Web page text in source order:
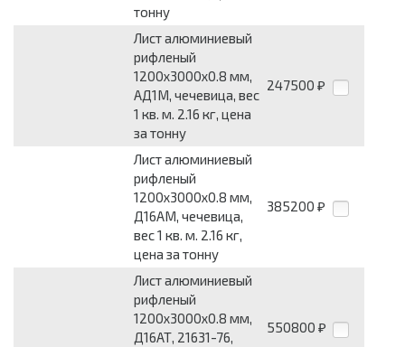
тонну
Лист алюминиевый
рифленый
1200x3000x0.8 мм,
АД1М, чечевица, вес
1 кв. м. 2.16 кг, цена
за тонну
247500 ₽
Лист алюминиевый
рифленый
1200x3000x0.8 мм,
Д16АМ, чечевица,
вес 1 кв. м. 2.16 кг,
цена за тонну
385200 ₽
Лист алюминиевый
рифленый
1200x3000x0.8 мм,
Д16АТ, 21631-76,
550800 ₽